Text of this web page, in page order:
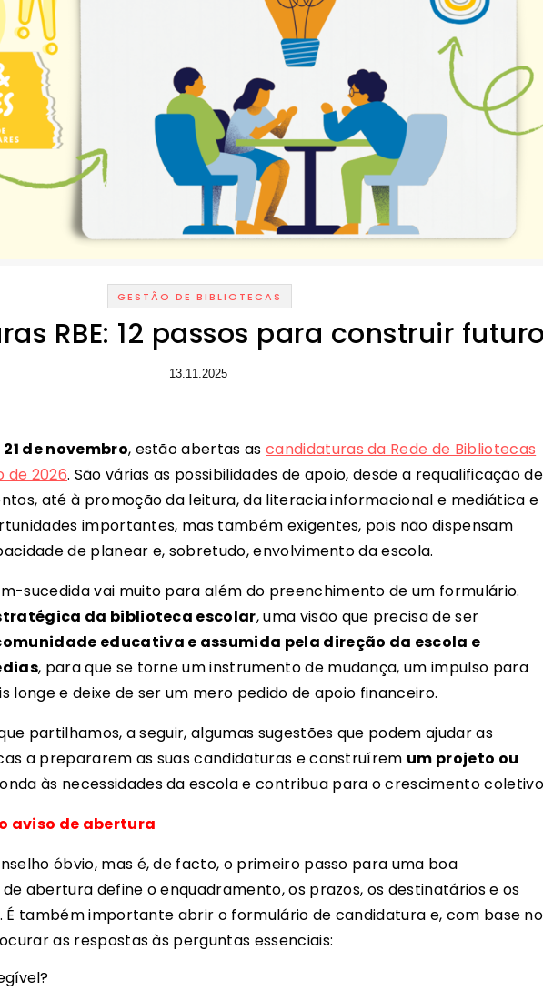
GESTÃO DE BIBLIOTECAS
RBE: 12 passos para construir
13.11.2025
de novembro, estão abertas as candidaturas da Rede de Bibliotecas
de 2026. São várias as possibilidades de apoio, desde a requalificação de
até à promoção da leitura, da literacia informacional e mediática e
importantes, mas também exigentes, pois não dispensam
de planear e, sobretudo, envolvimento da escola.
sucedida vai muito para além do preenchimento de um formulário.
da biblioteca escolar, uma visão que precisa de ser
educativa e assumida pela direção da escola e
, para que se torne um instrumento de mudança, um impulso para
longe e deixe de ser um mero pedido de apoio financeiro.
partilhamos, a seguir, algumas sugestões que podem ajudar as
a prepararem as suas candidaturas e construírem um projeto ou
às necessidades da escola e contribua para o crescimento
aviso de abertura
óbvio, mas é, de facto, o primeiro passo para uma boa
abertura define o enquadramento, os prazos, os destinatários e os
É também importante abrir o formulário de candidatura e, com base
as respostas às perguntas essenciais: